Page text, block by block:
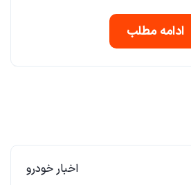
ادامه مطلب
اخبار خودرو